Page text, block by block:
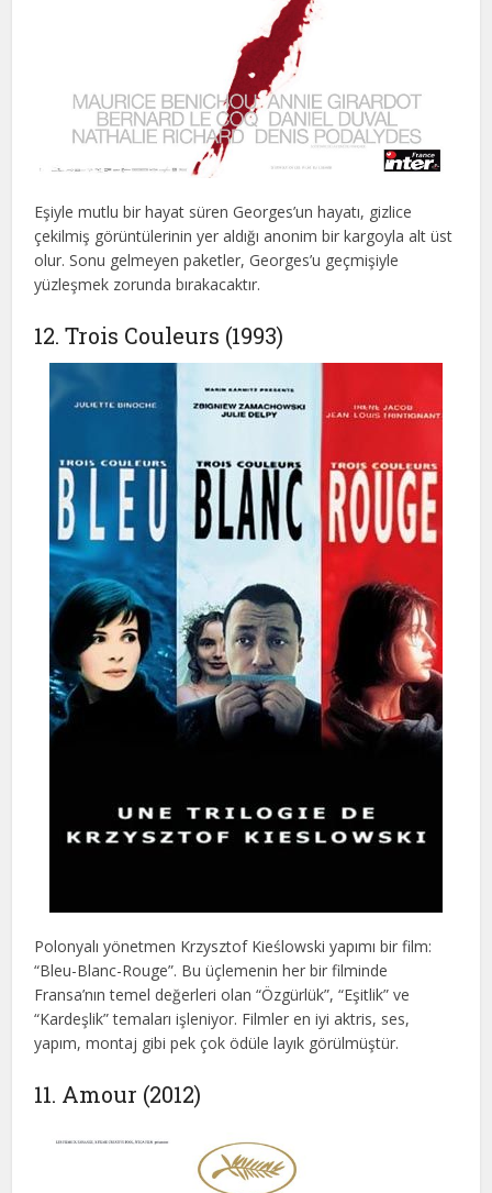
Eşiyle mutlu bir hayat süren Georges’un hayatı, gizlice
çekilmiş görüntülerinin yer aldığı anonim bir kargoyla alt üst
olur. Sonu gelmeyen paketler, Georges’u geçmişiyle
yüzleşmek zorunda bırakacaktır.
12. Trois Couleurs (1993)
Polonyalı yönetmen Krzysztof Kieślowski yapımı bir film:
“Bleu-Blanc-Rouge”. Bu üçlemenin her bir filminde
Fransa’nın temel değerleri olan “Özgürlük”, “Eşitlik” ve
“Kardeşlik” temaları işleniyor. Filmler en iyi aktris, ses,
yapım, montaj gibi pek çok ödüle layık görülmüştür.
11. Amour (2012)